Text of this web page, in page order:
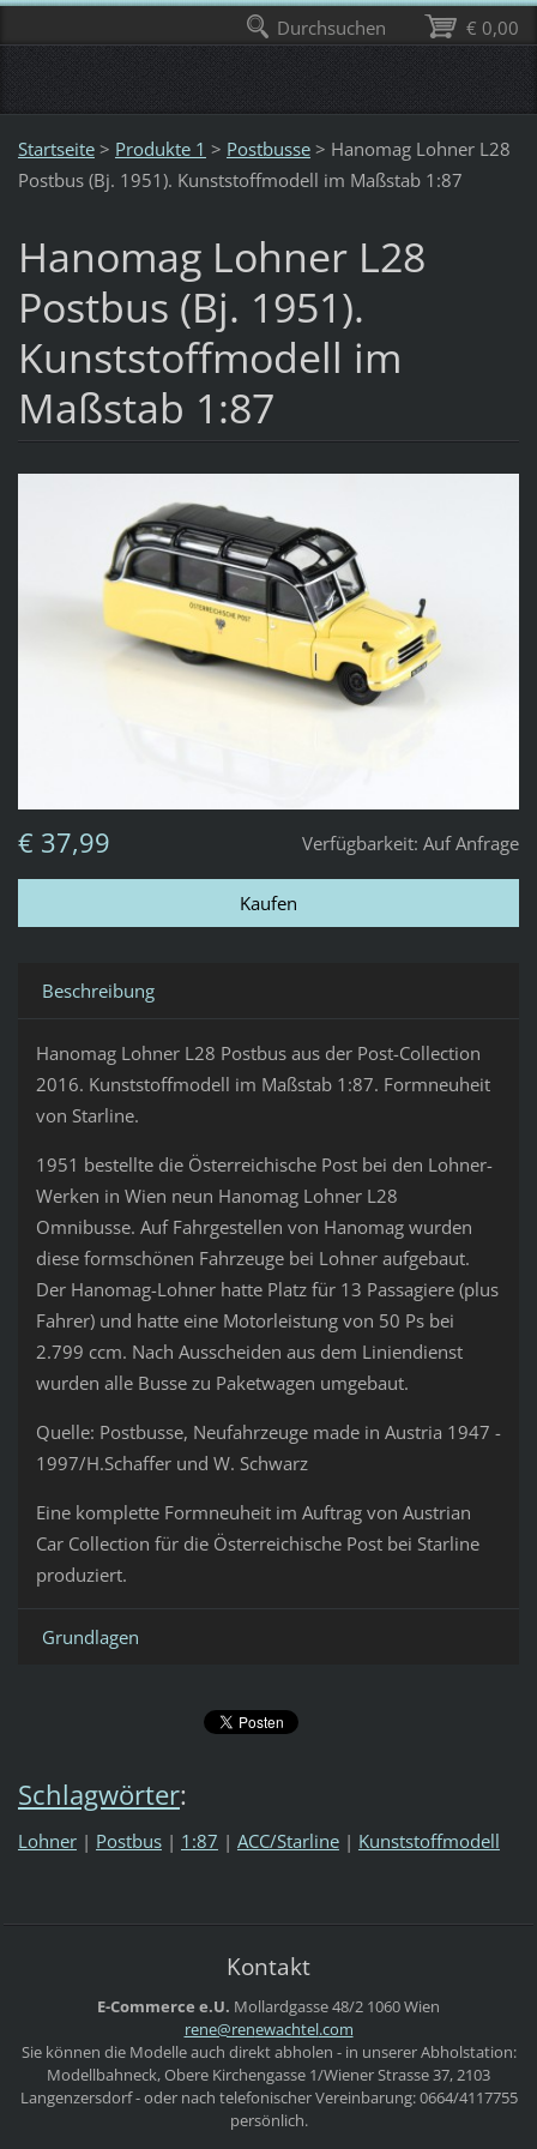
Startseite > Produkte 1 > Postbusse > Hanomag Lohner L28
Postbus (Bj. 1951). Kunststoffmodell im Maßstab 1:87
Hanomag Lohner L28
Postbus (Bj. 1951).
Kunststoffmodell im
Maßstab 1:87
Verfügbarkeit: Auf Anfrage
€ 37,99
Beschreibung
Hanomag Lohner L28 Postbus aus der Post-Collection
2016. Kunststoffmodell im Maßstab 1:87. Formneuheit
von Starline.
1951 bestellte die Österreichische Post bei den Lohner-
Werken in Wien neun Hanomag Lohner L28
Omnibusse. Auf Fahrgestellen von Hanomag wurden
diese formschönen Fahrzeuge bei Lohner aufgebaut.
Der Hanomag-Lohner hatte Platz für 13 Passagiere (plus
Fahrer) und hatte eine Motorleistung von 50 Ps bei
2.799 ccm. Nach Ausscheiden aus dem Liniendienst
wurden alle Busse zu Paketwagen umgebaut.
Quelle: Postbusse, Neufahrzeuge made in Austria 1947 -
1997/H.Schaffer und W. Schwarz
Eine komplette Formneuheit im Auftrag von Austrian
Car Collection für die Österreichische Post bei Starline
produziert.
Grundlagen
Schlagwörter:
Lohner | Postbus | 1:87 | ACC/Starline | Kunststoffmodell
Kontakt
E-Commerce e.U. Mollardgasse 48/2 1060 Wien
rene@renewachtel.com
Sie können die Modelle auch direkt abholen - in unserer Abholstation:
Modellbahneck, Obere Kirchengasse 1/Wiener Strasse 37, 2103
Langenzersdorf - oder nach telefonischer Vereinbarung: 0664/4117755
persönlich.
€ 0,00
Durchsuchen